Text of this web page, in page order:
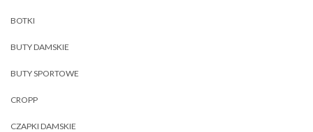
BOTKI
BUTY DAMSKIE
BUTY SPORTOWE
CROPP
CZAPKI DAMSKIE